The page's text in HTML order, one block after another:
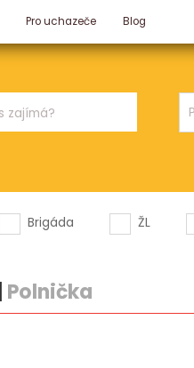
Pro uchazeče Blog
Brigáda ŽL
Polnička